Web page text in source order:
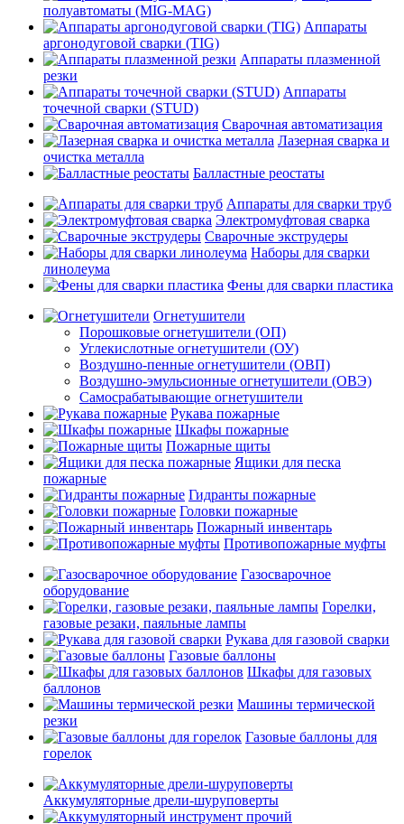
полуавтоматы (MIG-MAG)
Аппараты
аргонодуговой сварки (TIG)
Аппараты плазменной
резки
Аппараты
точечной сварки (STUD)
Сварочная автоматизация
Лазерная сварка и
очистка металла
Балластные реостаты
Аппараты для сварки труб
Электромуфтовая сварка
Сварочные экструдеры
Наборы для сварки
линолеума
Фены для сварки пластика
Огнетушители
Порошковые огнетушители (ОП)
Углекислотные огнетушители (ОУ)
Воздушно-пенные огнетушители (ОВП)
Воздушно-эмульсионные огнетушители (ОВЭ)
Самосрабатывающие огнетушители
Рукава пожарные
Шкафы пожарные
Пожарные щиты
Ящики для песка
пожарные
Гидранты пожарные
Головки пожарные
Пожарный инвентарь
Противопожарные муфты
Газосварочное
оборудование
Горелки,
газовые резаки, паяльные лампы
Рукава для газовой сварки
Газовые баллоны
Шкафы для газовых
баллонов
Машины термической
резки
Газовые баллоны для
горелок
Аккумуляторные дрели-шуруповерты